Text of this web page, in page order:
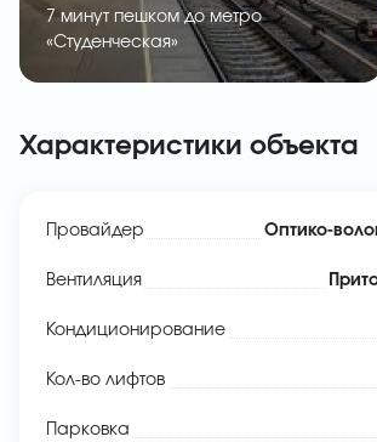
7 минут пешком до метро
«Студенческая»
Характеристики объекта
Провайдер Оптико-
Вентиляция
Кондиционирование
Кол-во лифтов
Парковка